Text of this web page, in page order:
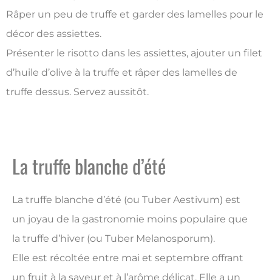
Râper un peu de truffe et garder des lamelles pour le
décor des assiettes.
Présenter le risotto dans les assiettes, ajouter un filet
d’huile d’olive à la truffe et râper des lamelles de
truffe dessus. Servez aussitôt.
La truffe blanche d’été
La truffe blanche d’été (ou Tuber Aestivum) est
un joyau de la gastronomie moins populaire que
la truffe d’hiver (ou Tuber Melanosporum).
Elle est récoltée entre mai et septembre offrant
un fruit à la saveur et à l’arôme délicat. Elle a un